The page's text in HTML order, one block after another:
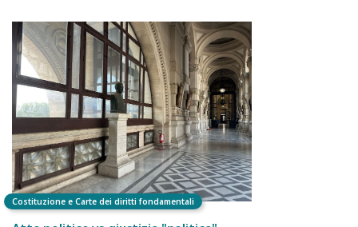
Costituzione e Carte dei diritti fondamentali